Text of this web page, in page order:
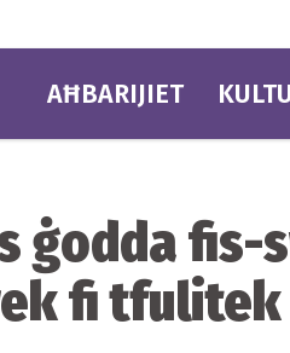
AĦBARIJIET
ġodda fis-
fi tfulitek